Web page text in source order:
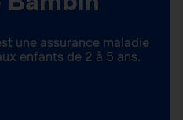
une assurance maladie
enfants de 2 à 5 ans.